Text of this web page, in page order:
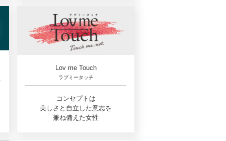
Lov me Touch
ラブミータッチ
コンセプトは
美しさと自立した意志を
兼ね備えた女性